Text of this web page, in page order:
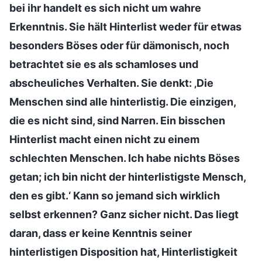
bei ihr handelt es sich nicht um wahre
Erkenntnis. Sie hält Hinterlist weder für etwas
besonders Böses oder für dämonisch, noch
betrachtet sie es als schamloses und
abscheuliches Verhalten. Sie denkt: ‚Die
Menschen sind alle hinterlistig. Die einzigen,
die es nicht sind, sind Narren. Ein bisschen
Hinterlist macht einen nicht zu einem
schlechten Menschen. Ich habe nichts Böses
getan; ich bin nicht der hinterlistigste Mensch,
den es gibt.‘ Kann so jemand sich wirklich
selbst erkennen? Ganz sicher nicht. Das liegt
daran, dass er keine Kenntnis seiner
hinterlistigen Disposition hat, Hinterlistigkeit